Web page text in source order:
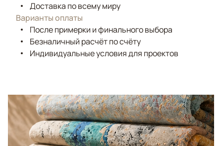
Доставка по всему миру
Варианты оплаты
После примерки и финального выбора
Безналичный расчёт по счёту
Индивидуальные условия для проектов